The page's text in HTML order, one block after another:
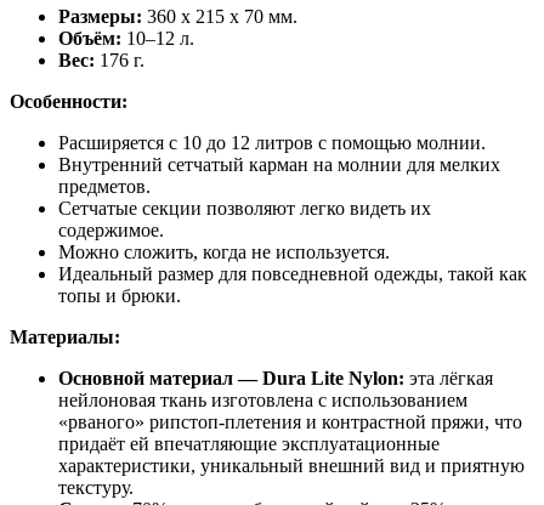
Размеры: 360 х 215 х 70 мм.
Объём: 10–12 л.
Вес: 176 г.
Особенности:
Расширяется с 10 до 12 литров с помощью молнии.
Внутренний сетчатый карман на молнии для мелких
предметов.
Сетчатые секции позволяют легко видеть их
содержимое.
Можно сложить, когда не используется.
Идеальный размер для повседневной одежды, такой как
топы и брюки.
Материалы:
Основной материал — Dura Lite Nylon: эта лёгкая
нейлоновая ткань изготовлена с использованием
«рваного» рипстоп-плетения и контрастной пряжи, что
придаёт ей впечатляющие эксплуатационные
характеристики, уникальный внешний вид и приятную
текстуру.